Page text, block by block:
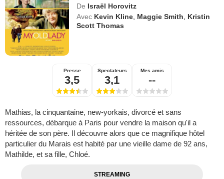
De Israël Horovitz
Avec Kevin Kline Maggie Smith
Kristin
Scott Thomas
Presse
3,5
Spectateurs
3,1
Mes amis
--
Mathias, la cinquantaine, new-yorkais, divorcé et sans
ressources, débarque à Paris pour vendre la maison qu'il a
héritée de son père. Il découvre alors que ce magnifique hôtel
particulier du Marais est habité par une vieille dame de 92 ans,
Mathilde, et sa fille, Chloé.
STREAMING